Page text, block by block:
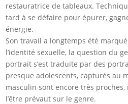
restauratrice de tableaux.
tard à se défaire pour épurer,
énergie.
Son travail a longtemps été
l’identité sexuelle, la question du
portrait s’est traduite par des
presque adolescents, capturés au
masculin sont encore très
l’être prévaut sur le genre.